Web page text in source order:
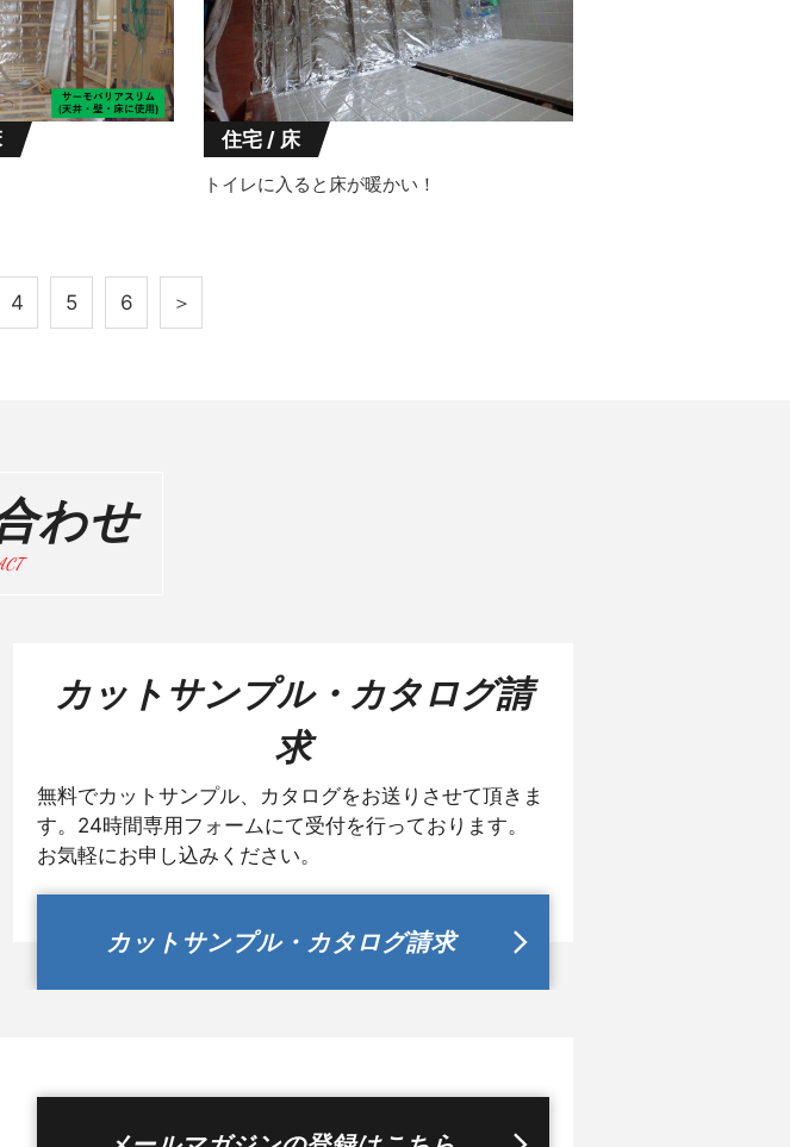
住宅 / 床
トイレに入ると床が暖かい！
4 5 6 ＞
わせ
カットサンプル・カタログ請
求
無料でカットサンプル、カタログをお送りさせて頂きま
す。24時間専用フォームにて受付を行っております。
お気軽にお申し込みください。
カットサンプル・カタログ請求